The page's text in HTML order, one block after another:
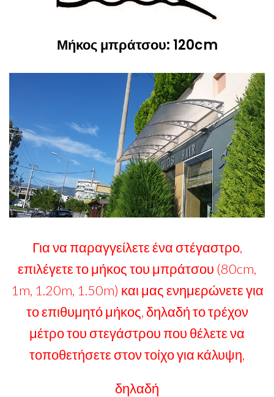
Μήκος μπράτσου: 120cm
Για να παραγγείλετε ένα στέγαστρο,
επιλέγετε το μήκος του μπράτσου (80cm,
1m, 1.20m, 1.50m) και μας ενημερώνετε για
το επιθυμητό μήκος, δηλαδή το τρέχον
μέτρο του στεγάστρου που θέλετε να
τοποθετήσετε στον τοίχο για κάλυψη,
δηλαδή